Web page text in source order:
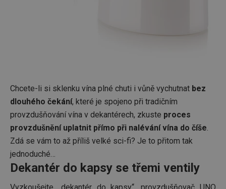
Chcete-li si sklenku vína plné chuti i vůně vychutnat bez
dlouhého čekání, které je spojeno při tradičním
provzdušňování vína v dekantérech, zkuste proces
provzdušnění uplatnit přímo při nalévání vína do číše
Zdá se vám to až příliš velké sci-fi? Je to přitom tak
jednoduché…
Dekantér do kapsy se třemi ventily
Vyzkoušejte „dekantér do kapsy“, provzdušňovač UNO